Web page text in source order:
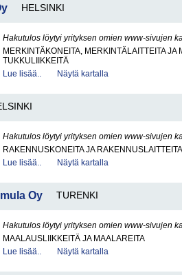
HELSINKI
Hakutulos löytyi yrityksen omien www-sivujen
MERKINTÄKONEITA, MERKINTÄLAITTEITA JA
TUKKULIIKKEITÄ
Lue lisää..
Näytä kartalla
Hakutulos löytyi yrityksen omien www-sivujen
RAKENNUSKONEITA JA RAKENNUSLAITTEITA
Lue lisää..
Näytä kartalla
Oy TURENKI
Hakutulos löytyi yrityksen omien www-sivujen
MAALAUSLIIKKEITÄ JA MAALAREITA
Lue lisää..
Näytä kartalla